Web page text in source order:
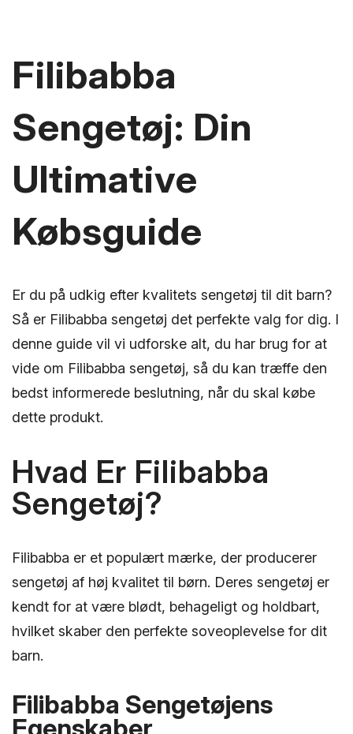
Filibabba
Sengetøj: Din
Ultimative
Købsguide
Er du på udkig efter kvalitets sengetøj til dit barn?
Så er Filibabba sengetøj det perfekte valg for dig. I
denne guide vil vi udforske alt, du har brug for at
vide om Filibabba sengetøj, så du kan træffe den
bedst informerede beslutning, når du skal købe
dette produkt.
Hvad Er Filibabba
Sengetøj?
Filibabba er et populært mærke, der producerer
sengetøj af høj kvalitet til børn. Deres sengetøj er
kendt for at være blødt, behageligt og holdbart,
hvilket skaber den perfekte soveoplevelse for dit
barn.
Filibabba Sengetøjens
Egenskaber